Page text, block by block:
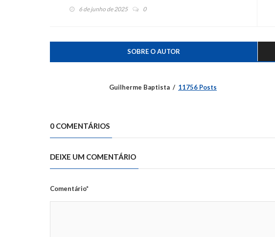
6 de junho de 2025 0
SOBRE O AUTOR
Guilherme Baptista 11756 Posts
0 COMENTÁRIOS
DEIXE UM COMENTÁRIO
Comentário*